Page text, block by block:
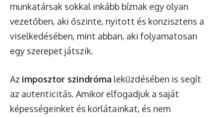
munkatársak sokkal inkább bíznak egy olyan
vezetőben, aki őszinte, nyitott és konzisztens a
viselkedésében, mint abban, aki folyamatosan
egy szerepet játszik.
Az imposztor szindróma leküzdésében is segít
az autenticitás. Amikor elfogadjuk a saját
képességeinket és korlátainkat, és nem